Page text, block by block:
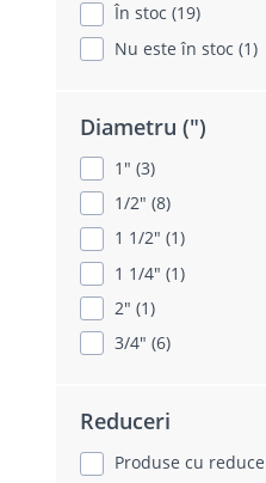
În stoc (19)
Nu este în stoc (1)
Diametru (")
1" (3)
1/2" (8)
1 1/2" (1)
1 1/4" (1)
2" (1)
3/4" (6)
Reduceri
Produse cu